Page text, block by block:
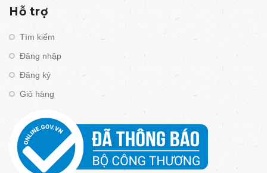
Hỗ trợ
Tìm kiếm
Đăng nhập
Đăng ký
Giỏ hàng